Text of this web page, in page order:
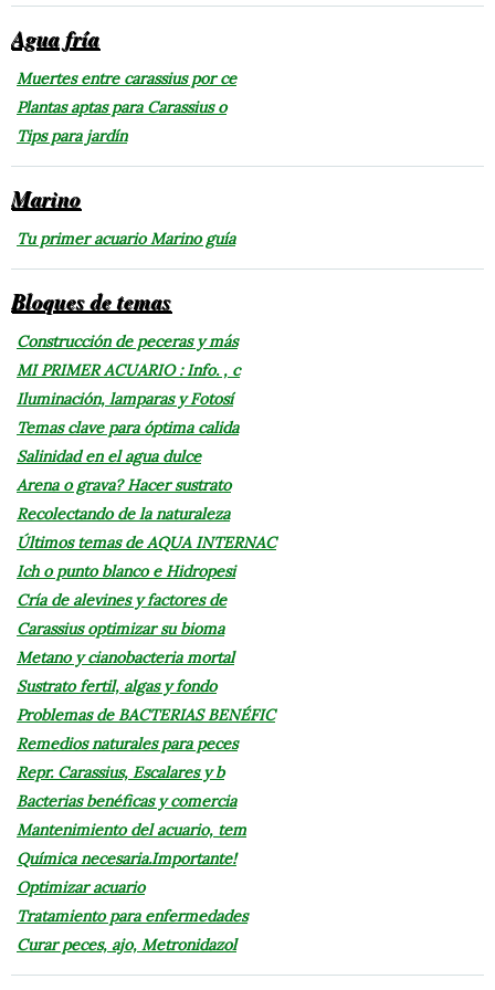
Agua fría
Muertes entre carassius por ce
Plantas aptas para Carassius o
Tips para jardín
Marino
Tu primer acuario Marino guía
Bloques de temas
Construcción de peceras y más
MI PRIMER ACUARIO : Info. , c
Iluminación, lamparas y Fotosí
Temas clave para óptima calida
Salinidad en el agua dulce
Arena o grava? Hacer sustrato
Recolectando de la naturaleza
Últimos temas de AQUA INTERNAC
Ich o punto blanco e Hidropesi
Cría de alevines y factores de
Carassius optimizar su bioma
Metano y cianobacteria mortal
Sustrato fertil, algas y fondo
Problemas de BACTERIAS BENÉFIC
Remedios naturales para peces
Repr. Carassius, Escalares y b
Bacterias benéficas y comercia
Mantenimiento del acuario, tem
Química necesaria.Importante!
Optimizar acuario
Tratamiento para enfermedades
Curar peces, ajo, Metronidazol